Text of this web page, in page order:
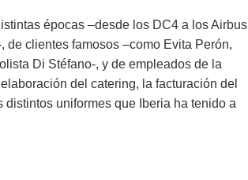
épocas –desde los DC4 a los Airbus
clientes famosos –como Evita Perón,
Di Stéfano-, y de empleados de la
del catering, la facturación del
uniformes que Iberia ha tenido a